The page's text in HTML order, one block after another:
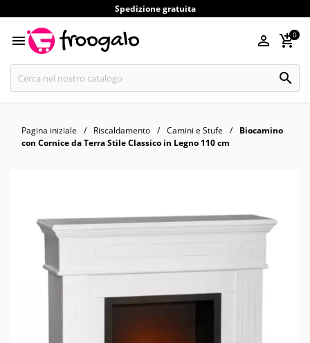
Spedizione gratuita
  0

Pagina iniziale Riscaldamento Camini e Stufe
Biocamino
con Cornice da Terra Stile Classico in Legno 110 cm